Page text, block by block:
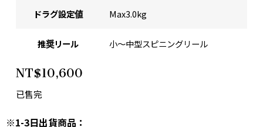
ドラグ設定値 Max3.0kg
推奨リール 小～中型スピニングリール
NT$10,600
已售完
※1-3日出貨商品：